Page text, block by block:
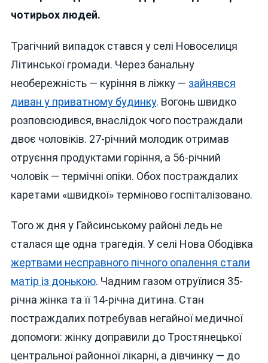
чотирьох людей.
Трагічний випадок стався у селі Новоселиця
Літинської громади. Через банальну
необережність — куріння в ліжку — зайнявся
диван у приватному будинку. Вогонь швидко
розповсюдився, внаслідок чого постраждали
двоє чоловіків. 27-річний молодик отримав
отруєння продуктами горіння, а 56-річний
чоловік — термічні опіки. Обох постраждалих
каретами «швидкої» терміново госпіталізовано.
Того ж дня у Гайсинському районі ледь не
сталася ще одна трагедія. У селі Нова Ободівка
жертвами несправного пічного опалення стали
матір із донькою. Чадним газом отруїлися 35-
річна жінка та її 14-річна дитина. Стан
постраждалих потребував негайної медичної
допомоги: жінку доправили до Тростянецької
центральної районної лікарні, а дівчинку — до